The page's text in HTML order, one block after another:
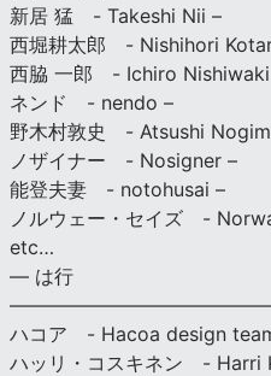
新居 猛 - Takeshi Nii –
西堀耕太郎 - Nishihori
西脇 一郎 - Ichiro
ネンド - nendo –
野木村敦史 - Atsushi
ノザイナー - Nosigner –
能登夫妻 - notohusai –
ノルウェー・セイズ -
etc…
— は行
ハコア - Hacoa design
ハッリ・コスキネン - Harri